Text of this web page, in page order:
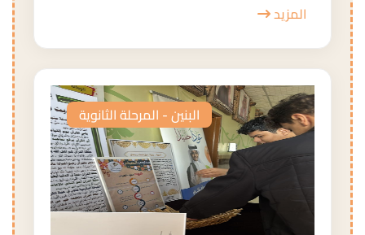
المزيد
البنين - المرحلة الثانوية